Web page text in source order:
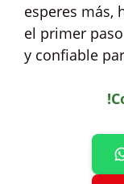
esperes más,
el primer
y confiable